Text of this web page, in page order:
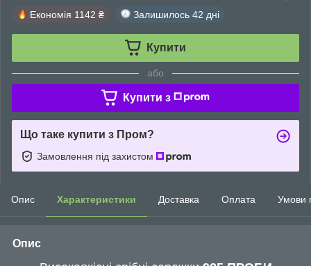
Економія 1142 ₴ Залишилось 42 дні
Купити
або
Купити з
Що таке купити з Пром?
Замовлення під захистом
Опис Характеристики Доставка Оплата Умови
Опис